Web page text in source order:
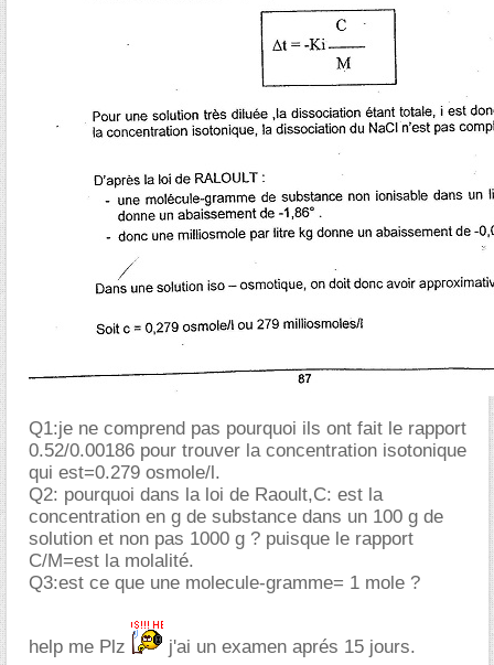
Q1:je ne comprend pas pourquoi ils ont fait le rapport
0.52/0.00186 pour trouver la concentration isotonique
qui est=0.279 osmole/l.
Q2: pourquoi dans la loi de Raoult,C: est la
concentration en g de substance dans un 100 g de
solution et non pas 1000 g ? puisque le rapport
C/M=est la molalité.
Q3:est ce que une molecule-gramme= 1 mole ?
help me Plz j'ai un examen aprés 15 jours.